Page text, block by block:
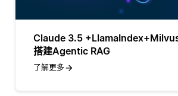
Claude 3.5
搭建Agentic RAG
了解更多